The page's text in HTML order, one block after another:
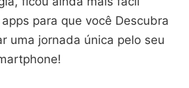
para que você Descubra
uma jornada única pelo seu